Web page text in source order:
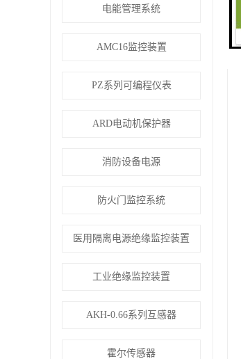
电能管理系统
AMC16监控装置
PZ系列可编程仪表
ARD电动机保护器
消防设备电源
防火门监控系统
医用隔离电源绝缘监控装置
工业绝缘监控装置
AKH-0.66系列互感器
霍尔传感器